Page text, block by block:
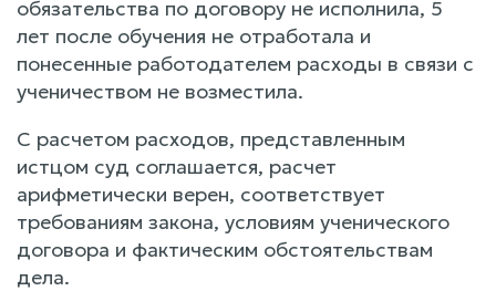
обязательства по договору не исполнила, 5
лет после обучения не отработала и
понесенные работодателем расходы в связи с
ученичеством не возместила.
С расчетом расходов, представленным
истцом суд соглашается, расчет
арифметически верен, соответствует
требованиям закона, условиям ученического
договора и фактическим обстоятельствам
дела.